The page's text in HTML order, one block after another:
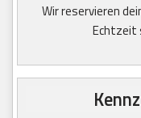
Wir reservieren
Echtzeit